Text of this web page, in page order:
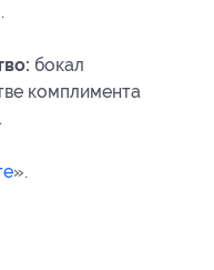
бокал
комплимента
».